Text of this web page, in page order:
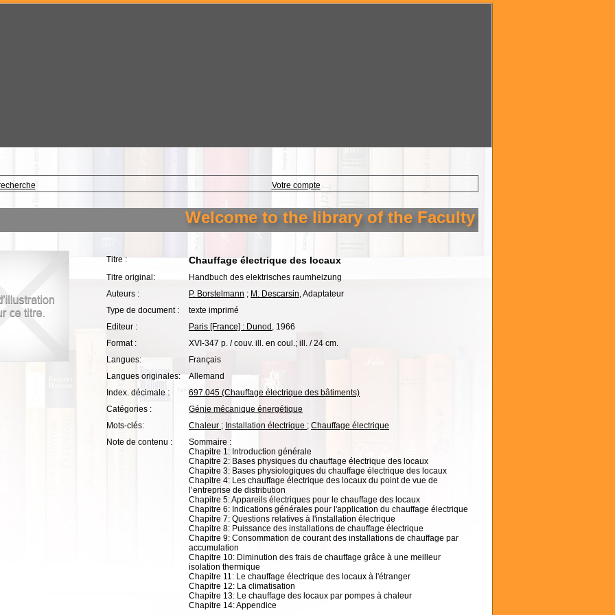
Votre compte
Welcome to the library of the Faculty of Technology
Titre : Chauffage électrique des locaux
Titre original:
Handbuch des elektrisches raumheizung
Auteurs :
P. Borstelmann ; M. Descarsin, Adaptateur
Type de document :
texte imprimé
Editeur :
Paris [France] : Dunod , 1966
Format :
XVI-347 p. / couv. ill. en coul.; ill. / 24 cm.
Langues:
Français
Langues originales:
Allemand
Index. décimale :
697.045 (Chauffage électrique des bâtiments)
Catégories :
Génie mécanique énergétique
Mots-clés:
Chaleur ; Installation électrique ;Chauffage électrique
Note de contenu :
Sommaire :
Chapitre 1: Introduction générale
Chapitre 2: Bases physiques du chauffage électrique des locaux
Chapitre 3: Bases physiologiques du chauffage électrique des locaux
Chapitre 4: Les chauffage électrique des locaux du point de vue de
l’entreprise de distribution
Chapitre 5: Appareils électriques pour le chauffage des locaux
Chapitre 6: Indications générales pour l'application du chauffage électrique
Chapitre 7: Questions relatives à l'installation électrique
Chapitre 8: Puissance des installations de chauffage électrique
Chapitre 9: Consommation de courant des installations de chauffage par
accumulation
Chapitre 10: Diminution des frais de chauffage grâce à une meilleur
isolation thermique
Chapitre 11: Le chauffage électrique des locaux à l'étranger
Chapitre 12: La climatisation
Chapitre 13: Le chauffage des locaux par pompes à chaleur
Chapitre 14: Appendice